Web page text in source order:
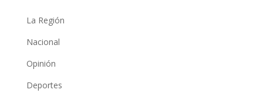
La Región
Nacional
Opinión
Deportes